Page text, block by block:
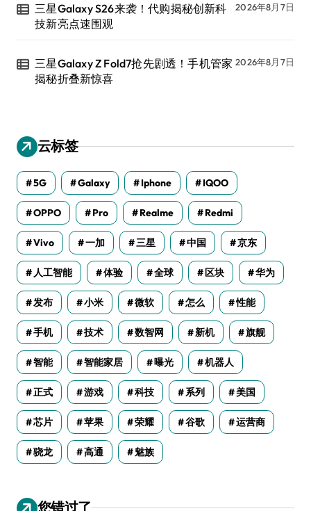
三星Galaxy S26来袭！代购揭秘创新科
技新亮点速围观
2026年8月7日
三星Galaxy Z Fold7抢先剧透！手机管家
揭秘折叠新惊喜
2026年8月7日
云标签
5G Galaxy Iphone IQOO
OPPO Pro Realme Redmi
Vivo 一加 三星 中国 京东
人工智能 体验 全球 区块 华为
发布 小米 微软 怎么 性能
手机 技术 数智网 新机 旗舰
智能 智能家居 曝光 机器人
正式 游戏 科技 系列 美国
芯片 苹果 荣耀 谷歌 运营商
骁龙 高通 魅族
您错过了